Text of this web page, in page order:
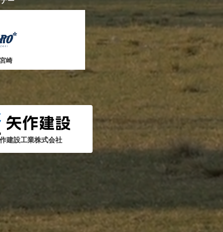
崎
建設工業株式会社